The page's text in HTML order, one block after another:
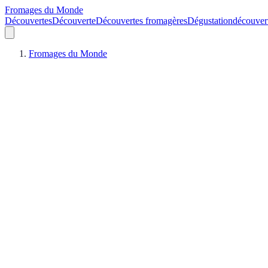
Fromages du Monde
DécouvertesDécouverteDécouvertes fromagèresDégustation
Fromages du Monde